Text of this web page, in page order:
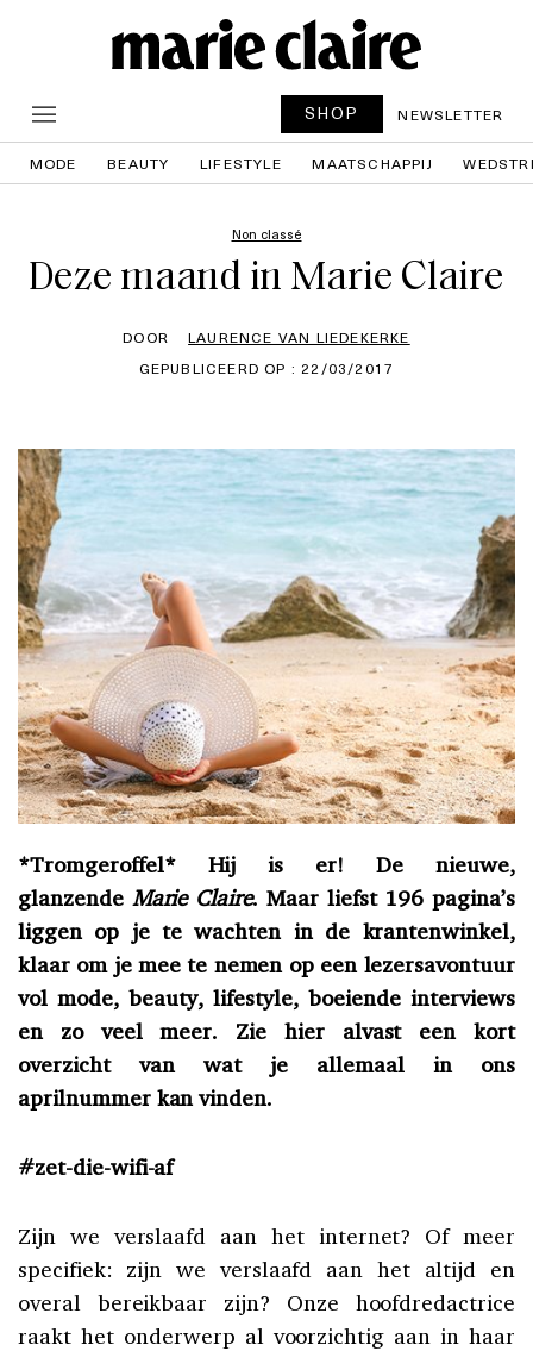
SHOP NEWSLETTER
MODE BEAUTY LIFESTYLE MAATSCHAPPIJ
Non classé
Deze maand in Marie Claire
DOOR
LAURENCE VAN LIEDEKERKE
GEPUBLICEERD OP : 22/03/2017
*Tromgeroffel* Hij is er! De nieuwe,
glanzende Marie Claire. Maar liefst 196 pagina’s
liggen op je te wachten in de krantenwinkel,
klaar om je mee te nemen op een lezersavontuur
vol mode, beauty, lifestyle, boeiende interviews
en zo veel meer. Zie hier alvast een kort
overzicht van wat je allemaal in ons
aprilnummer kan vinden.
#zet-die-wifi-af
Zijn we verslaafd aan het internet? Of meer
specifiek: zijn we verslaafd aan het altijd en
overal bereikbaar zijn? Onze hoofdredactrice
raakt het onderwerp al voorzichtig aan in haar